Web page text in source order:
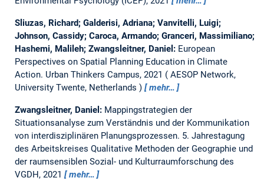
Sliuzas, Richard; Galderisi, Adriana; Vanvitelli, Luigi;
Johnson, Cassidy; Caroca, Armando; Granceri, Massimiliano;
Hashemi, Malileh; Zwangsleitner, Daniel: European
Perspectives on Spatial Planning Education in Climate
Action. Urban Thinkers Campus, 2021
AESOP Network,
University Twente, Netherlands
mehr…
Zwangsleitner, Daniel: Mappingstrategien der
Situationsanalyse zum Verständnis und der Kommunikation
von interdisziplinären Planungsprozessen. 5. Jahrestagung
des Arbeitskreises Qualitative Methoden der Geographie und
der raumsensiblen Sozial- und Kulturraumforschung des
VGDH, 2021
mehr…